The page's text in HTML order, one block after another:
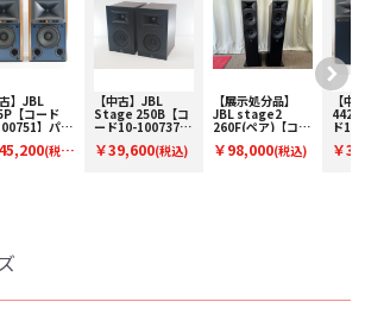
クションは、積層コアインダクターおよび電解コンデ
れらのプレミアム材料は、より多くの電力を処理し、
信するため、システム性能が向上します。
ー端子により、リスナーは高品質な接続を選択でき
り付けられたグリル、独自のトリムリング、フローテ
のスピーカーにはあまり見られない高級さです。
ルポートバスレフ方式
体型デュアルポートが搭載されています。この新しい
カーキャビネットから出る際の空気の速度が低下
がなくなります。
古】JBL
【コード
】パワ
ピーカー(ペ
(税
【中古】JBL
Stage 250B【コ
ード10-100737】
ピーカー(ペア)
￥39,600(税込)
【展示処分品】
JBL stage2
260F(ペア)【コー
ロア型スピーカー
￥98,000(税込)
【中
ド
ーカ
￥